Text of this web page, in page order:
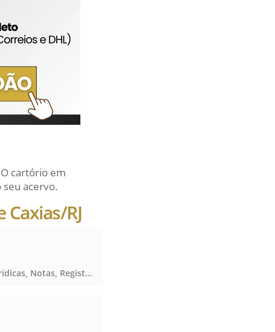
cartório em
seu acervo.
RJ
Notas, Registro de Imóveis, Registro de Títulos e Documentos e Civis das Pessoas Jurídicas, Notas, Registro de Imóveis, Registro de Títulos e Documentos e Civis das Pessoas Jurídicas, Notas, Registro de Imóveis, Registro de Títulos e Documentos e Civis das Pessoas Jurídicas